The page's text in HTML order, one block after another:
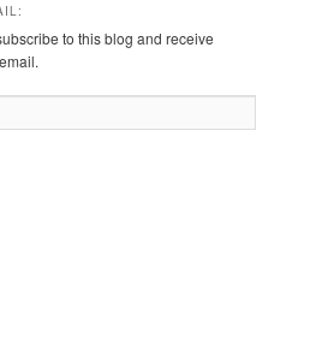
to this blog and receive